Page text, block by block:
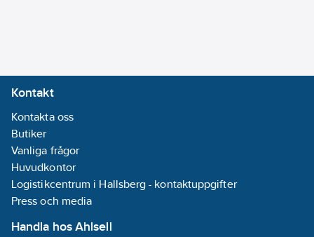
Kontakt
Kontakta oss
Butiker
Vanliga frågor
Huvudkontor
Logistikcentrum i Hallsberg - kontaktuppgifter
Press och media
Handla hos Ahlsell